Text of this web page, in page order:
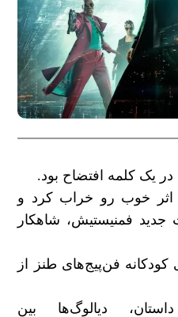
در یک کلمه افتضاح بود.
اثر خوب رو خراب کرد و
جدید فمنیستیش، شاهکار
کودکانه فن‌پیج‌های طنز از
دیالوگ‌ها بین